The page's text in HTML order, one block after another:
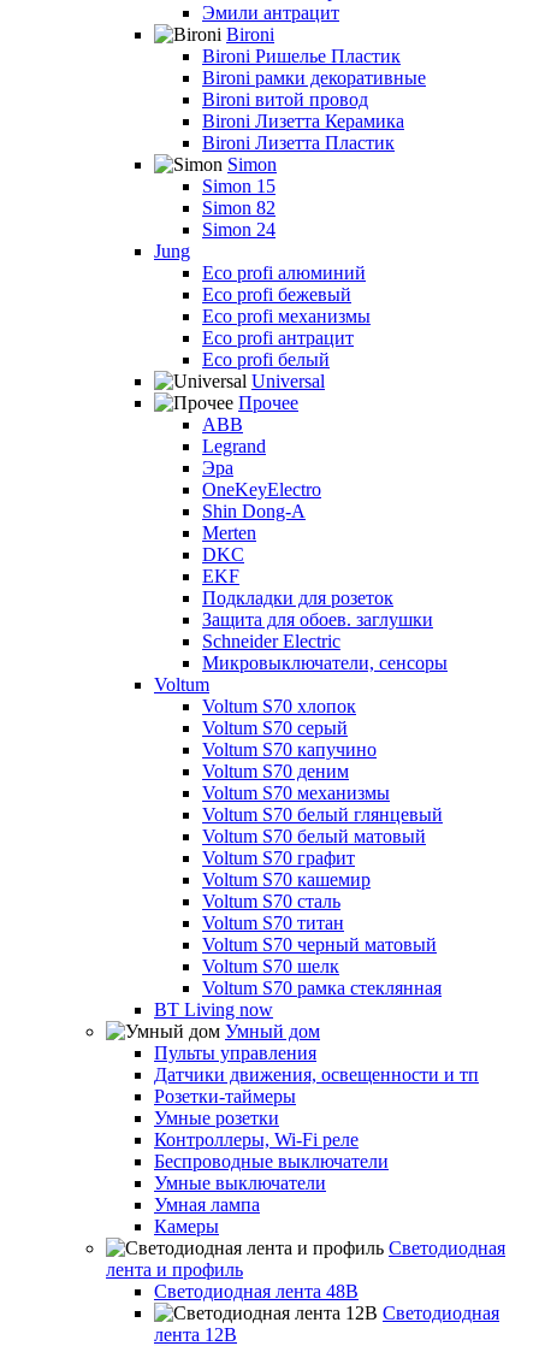
Эмили антрацит
Bironi
Bironi Ришелье Пластик
Bironi рамки декоративные
Bironi витой провод
Bironi Лизетта Керамика
Bironi Лизетта Пластик
Simon
Simon 15
Simon 82
Simon 24
Jung
Eco profi алюминий
Eco profi бежевый
Eco profi механизмы
Eco profi антрацит
Eco profi белый
Universal
Прочее
ABB
Legrand
Эра
OneKeyElectro
Shin Dong-A
Merten
DKC
EKF
Подкладки для розеток
Защита для обоев. заглушки
Schneider Electric
Микровыключатели, сенсоры
Voltum
Voltum S70 хлопок
Voltum S70 серый
Voltum S70 капучино
Voltum S70 деним
Voltum S70 механизмы
Voltum S70 белый глянцевый
Voltum S70 белый матовый
Voltum S70 графит
Voltum S70 кашемир
Voltum S70 сталь
Voltum S70 титан
Voltum S70 черный матовый
Voltum S70 шелк
Voltum S70 рамка стеклянная
BT Living now
Умный дом
Пульты управления
Датчики движения, освещенности и тп
Розетки-таймеры
Умные розетки
Контроллеры, Wi-Fi реле
Беспроводные выключатели
Умные выключатели
Умная лампа
Камеры
Светодиодная
лента и профиль
Светодиодная лента 48В
Светодиодная
лента 12В